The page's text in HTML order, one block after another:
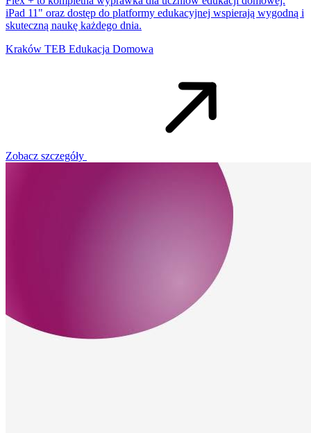
iPad 11" oraz dostęp do platformy edukacyjnej wspierają wygodną i
skuteczną naukę każdego dnia.
Kraków TEB Edukacja Domowa
Zobacz szczegóły